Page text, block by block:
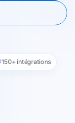
150+ intégrations